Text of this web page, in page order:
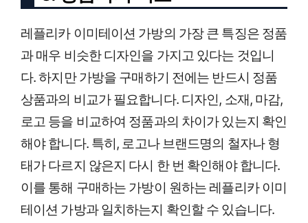
레플리카 이미테이션 가방의 가장 큰 특징은 정품
과 매우 비슷한 디자인을 가지고 있다는 것입니
다. 하지만 가방을 구매하기 전에는 반드시 정품
상품과의 비교가 필요합니다. 디자인, 소재, 마감,
로고 등을 비교하여 정품과의 차이가 있는지 확인
해야 합니다. 특히, 로고나 브랜드명의 철자나 형
태가 다르지 않은지 다시 한 번 확인해야 합니다.
이를 통해 구매하는 가방이 원하는 레플리카 이미
테이션 가방과 일치하는지 확인할 수 있습니다.